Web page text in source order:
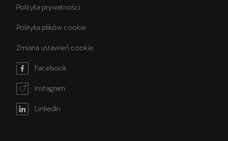
Polityka prywatności
Polityka plików cookie
Zmiana ustawień cookie
Facebook
Instagram
LinkedIn